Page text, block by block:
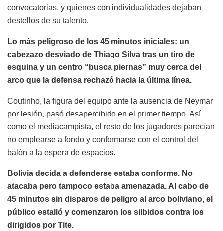
convocatorias, y quienes con individualidades dejaban
destellos de su talento.
Lo más peligroso de los 45 minutos iniciales: un
cabezazo desviado de Thiago Silva tras un tiro de
esquina y un centro “busca piernas” muy cerca del
arco que la defensa rechazó hacia la última línea.
Coutinho, la figura del equipo ante la ausencia de Neymar
por lesión, pasó desapercibido en el primer tiempo. Así
como el mediacampista, el resto de los jugadores parecían
no emplearse a fondo y conformarse con el control del
balón a la espera de espacios.
Bolivia decida a defenderse estaba conforme. No
atacaba pero tampoco estaba amenazada. Al cabo de
45 minutos sin disparos de peligro al arco boliviano, el
público estalló y comenzaron los silbidos contra los
dirigidos por Tite.